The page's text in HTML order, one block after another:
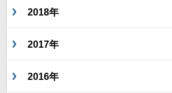
2018年
2017年
2016年